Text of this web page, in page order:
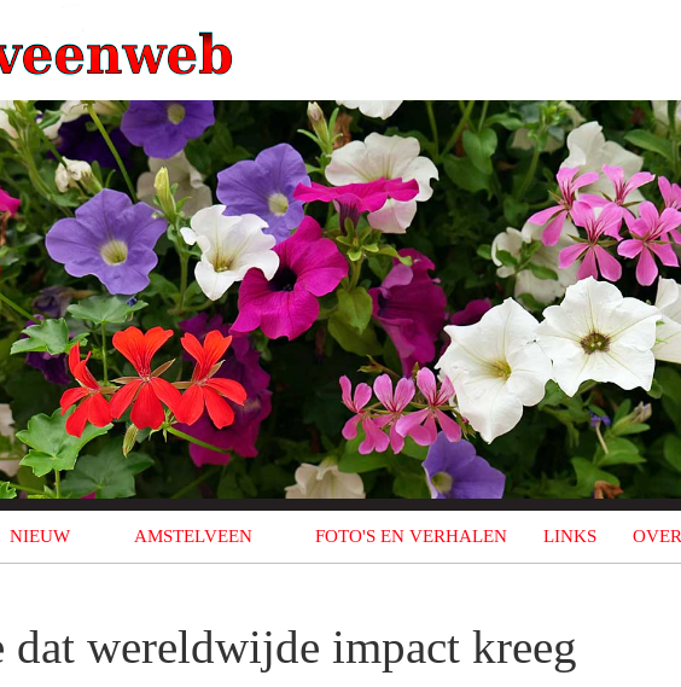
NIEUW AMSTELVEEN FOTO'S EN VERHALEN LINKS
dat wereldwijde impact kreeg